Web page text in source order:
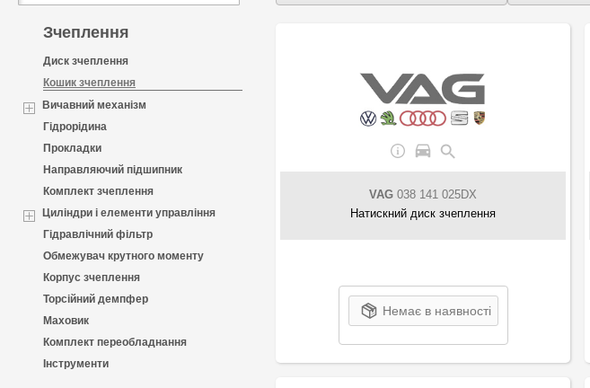
Зчеплення
Диск зчеплення
Кошик зчеплення
Вичавний механізм
Гідрорідина
Прокладки
Направляючий підшипник
Комплект зчеплення
Циліндри і елементи управління
Гідравлічний фільтр
Обмежувач крутного моменту
Корпус зчеплення
Торсійний демпфер
Маховик
Комплект переобладнання
Інструменти
VAG 038 141 025DX
Натискний диск зчеплення
Немає в наявності